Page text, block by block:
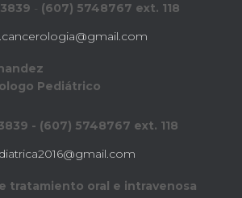
- (607) 5748767 ext. 118
Pediátrico
- (607) 5748767 ext. 118
tratamiento oral e intravenosa